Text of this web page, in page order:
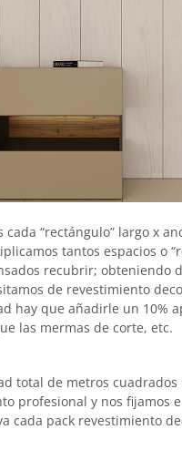
“rectángulo” largo x
tantos espacios o
recubrir; obteniendo
de revestimiento
hay que añadirle un 10%
las mermas de corte, etc.
total de metros cuadrados
profesional y nos fijamos
cada pack revestimiento